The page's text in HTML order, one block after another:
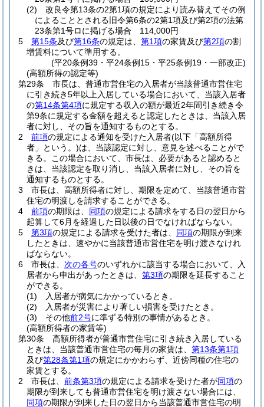
(2)
改良令第13条の2第1項の規定により読み替えてその例
によることとされる旧令第6条の2第1項及び第2項の法第
23条第1号ロに掲げる場合 114,000円
5
第15条及び第16条の規定は、 第1項の家賃及び第2項の割
増賃料について準用する。
(平20条例39・平24条例15・平25条例19・一部改正)
(高額所得の認定等)
第29条
市長は、普通市営住宅の入居者が当該普通市営住宅
に引き続き5年以上入居している場合において、当該入居者
の第14条第4項に規定する収入の額が最近2年間引き続き令
第9条に規定する金額を超えると認定したときは、当該入居
者に対し、その旨を通知するものとする。
2
前項の規定による通知を受けた入居者(以下「高額所得
者」という。)は、当該認定に対し、意見を述べることがで
きる。
この場合において、市長は、必要があると認めると
きは、当該認定を取り消し、当該入居者に対し、その旨を
通知するものとする。
3
市長は、高額所得者に対し、期限を定めて、当該普通市営
住宅の明渡しを請求することができる。
4
前項の期限は、 同項の規定による請求をする日の翌日から
起算して6月を経過した日以後の日でなければならない。
5
第3項の規定による請求を受けた者は、 同項の期限が到来
したときは、速やかに当該普通市営住宅を明け渡さなけれ
ばならない。
6
市長は、 次の各号のいずれかに該当する場合において、入
居者から申出があったときは、 第3項の期限を延長すること
ができる。
(1)
入居者が病気にかかっているとき。
(2)
入居者が災害により著しい損害を受けたとき。
(3)
その他前2号に準ずる特別の事情があるとき。
(高額所得者の家賃等)
第30条
高額所得者が普通市営住宅に引き続き入居している
ときは、当該普通市営住宅の毎月の家賃は、 第13条第1項
及び第28条第1項の規定にかかわらず、近傍同種の住宅の
家賃とする。
2
市長は、 前条第3項の規定による請求を受けた者が同項の
期限が到来しても普通市営住宅を明け渡さない場合には、
同項の期限が到来した日の翌日から当該普通市営住宅の明